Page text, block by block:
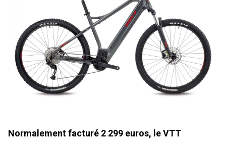
Normalement facturé 2 299 euros, le VTT